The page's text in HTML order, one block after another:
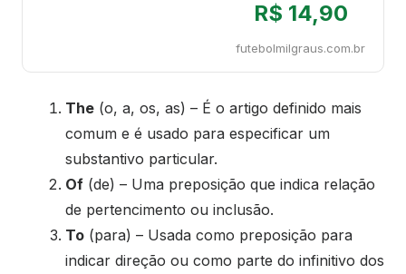
R$ 14,90
futebolmilgraus.com.br
The (o, a, os, as) – É o artigo definido mais
comum e é usado para especificar um
substantivo particular.
Of (de) – Uma preposição que indica relação
de pertencimento ou inclusão.
To (para) – Usada como preposição para
indicar direção ou como parte do infinitivo dos